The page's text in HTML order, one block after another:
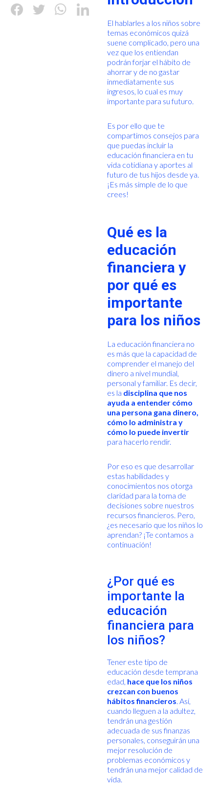
El hablarles a los niños sobre
temas económicos quizá
suene complicado, pero una
vez que los entiendan
podrán forjar el hábito de
ahorrar y de no gastar
inmediatamente sus
ingresos, lo cual es muy
importante para su futuro.
Es por ello que te
compartimos consejos para
que puedas incluir la
educación financiera en tu
vida cotidiana y aportes al
futuro de tus hijos desde ya.
¡Es más simple de lo que
crees!
Qué es la
educación
financiera y
por qué es
importante
para los niños
La educación financiera no
es más que la capacidad de
comprender el manejo del
dinero a nivel mundial,
personal y familiar. Es decir,
es la disciplina que nos
ayuda a entender cómo
una persona gana dinero,
cómo lo administra y
cómo lo puede invertir
para hacerlo rendir.
Por eso es que desarrollar
estas habilidades y
conocimientos nos otorga
claridad para la toma de
decisiones sobre nuestros
recursos financieros. Pero,
¿es necesario que los niños lo
aprendan? ¡Te contamos a
continuación!
¿Por qué es
importante la
educación
financiera para
los niños?
Tener este tipo de
educación desde temprana
edad, hace que los niños
crezcan con buenos
hábitos financieros. Así,
cuando lleguen a la adultez,
tendrán una gestión
adecuada de sus finanzas
personales, conseguirán una
mejor resolución de
problemas económicos y
tendrán una mejor calidad de
vida.